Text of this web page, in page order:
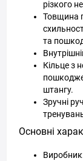
різкого
Товщина
та
Кільце з
штангу.
Зручні
Основні